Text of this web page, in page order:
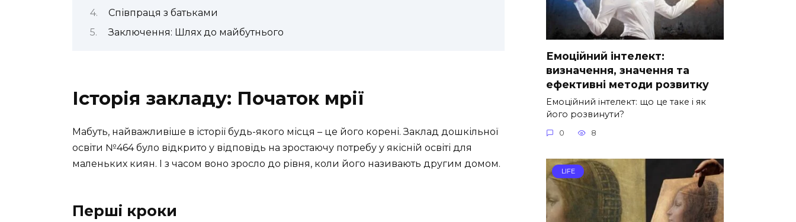
Співпраця з батьками
Заключення: Шлях до майбутнього
Історія закладу: Початок мрії
Мабуть, найважливіше в історії будь-якого місця – це його корені. Заклад дошкільної
освіти №464 було відкрито у відповідь на зростаючу потребу у якісній освіті для
маленьких киян. І з часом воно зросло до рівня, коли його називають другим домом.
Перші кроки
Емоційний інтелект:
визначення, значення та
ефективні методи розвитку
Емоційний інтелект: що це таке і як
його розвинути?
0 8
LIFE